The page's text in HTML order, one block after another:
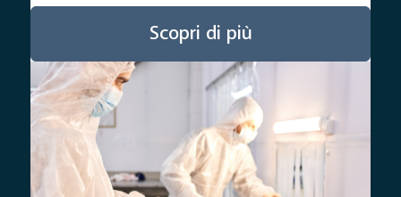
Scopri di più